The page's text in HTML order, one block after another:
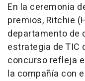
En la ceremonia
premios, Ritchie
departamento de
estrategia de TIC
concurso refleja
la compañía con